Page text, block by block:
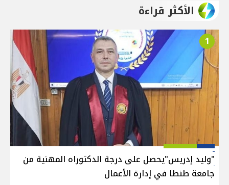
الأكثر قراءة
1
"وليد إدريس"يحصل على درجة الدكتوراه المهنية من
جامعة طنطا في إدارة الأعمال